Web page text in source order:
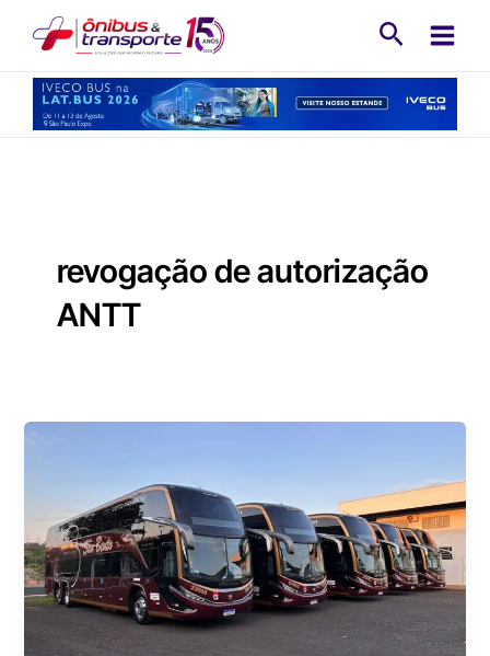
conteúdo
revogação de autorização
ANTT